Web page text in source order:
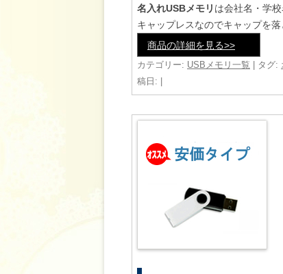
名入れUSBメモリ は会社名・学
キャップレスなのでキャップを落
商品の詳細を見る>>
カテゴリー: USBメモリ一覧 | タグ:
稿日: